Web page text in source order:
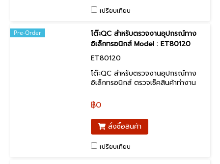
เปรียบเทียบ
Pre-Order
โต๊ะQC สำหรับตรวจงานอุปกรณ์ทาง
อิเล็กทรอนิกส์ Model : ET80120
ET80120
โต๊ะQC สำหรับตรวจงานอุปกรณ์ทาง
อิเล็กทรอนิกส์ ตรวจเช็คสินค้าทำงาน
฿0
สั่งซื้อสินค้า
เปรียบเทียบ